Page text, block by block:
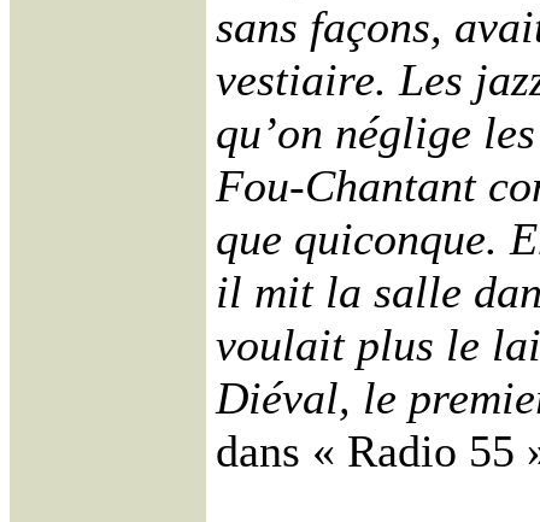
sans façons,
vestiaire. Les
qu’on néglige
Fou-Chantant
que quiconque.
il mit la salle
voulait plus le
Diéval, le
dans « Radio 55